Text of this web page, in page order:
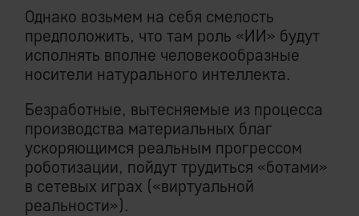
Однако возьмем на себя смелость
предположить, что там роль «ИИ» будут
исполнять вполне человекообразные
носители натурального интеллекта.
Безработные, вытесняемые из процесса
производства материальных благ
ускоряющимся реальным прогрессом
роботизации, пойдут трудиться «ботами»
в сетевых играх («виртуальной
реальности»).